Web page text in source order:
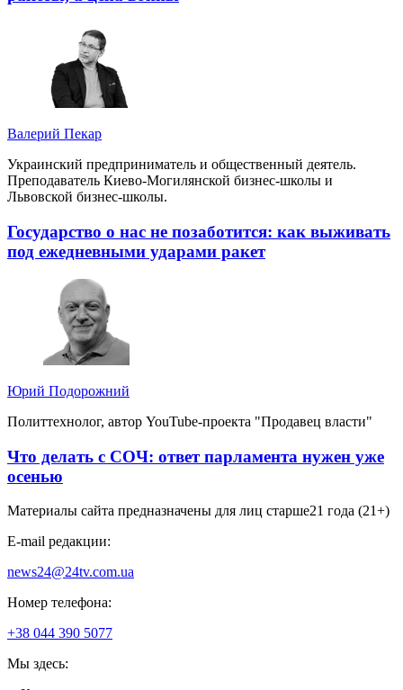
Валерий Пекар
Украинский предприниматель и общественный деятель.
Преподаватель Киево-Могилянской бизнес-школы и
Львовской бизнес-школы.
Государство о нас не позаботится: как выживать
под ежедневными ударами ракет
Юрий Подорожний
Политтехнолог, автор YouTube-проекта "Продавец власти"
Что делать с СОЧ: ответ парламента нужен уже
осенью
Материалы сайта предназначены для лиц старше21 года (21+)
E-mail редакции:
news24@24tv.com.ua
Номер телефона:
+38 044 390 5077
Мы здесь: